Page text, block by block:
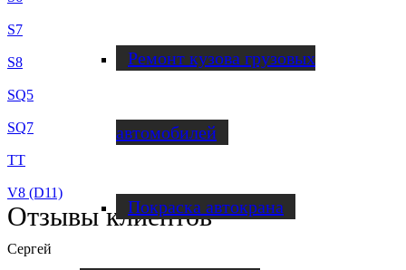
Ремонт кузова грузовых
автомобилей
Покраска автокрана
S7
S8
SQ5
SQ7
TT
V8 (D11)
Отзывы клиентов
Сергей